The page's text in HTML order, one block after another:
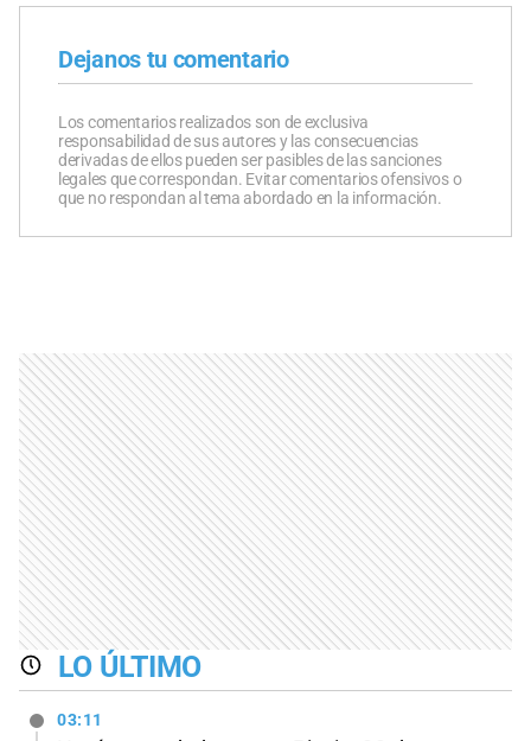
Dejanos tu comentario
Los comentarios realizados son de exclusiva
responsabilidad de sus autores y las consecuencias
derivadas de ellos pueden ser pasibles de las sanciones
legales que correspondan. Evitar comentarios ofensivos o
que no respondan al tema abordado en la información.
LO ÚLTIMO
03:11